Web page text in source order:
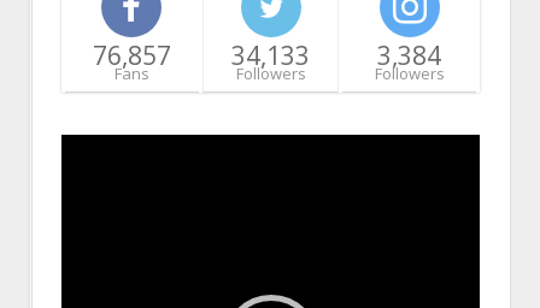
76,857
Fans
34,133
Followers
3,384
Followers